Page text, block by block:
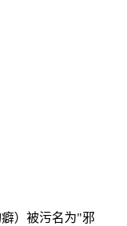
）被污名为"邪